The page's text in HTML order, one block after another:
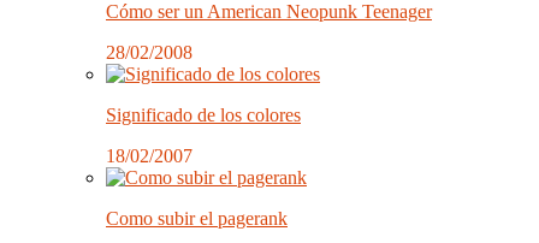
Cómo ser un American Neopunk Teenager
28/02/2008
Significado de los colores
18/02/2007
Como subir el pagerank